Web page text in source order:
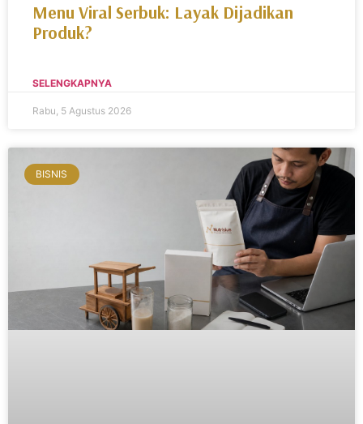
Menu Viral Serbuk: Layak Dijadikan
Produk?
SELENGKAPNYA
Rabu, 5 Agustus 2026
BISNIS